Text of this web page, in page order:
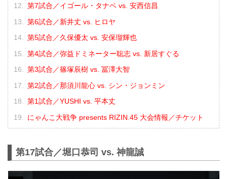
第7試合／イゴール・タナベ vs. 安西信昌
第6試合／新井丈 vs. ヒロヤ
第5試合／久保優太 vs. 安保瑠輝也
第4試合／弥益ドミネーター聡志 vs. 新居すぐる
第3試合／篠塚辰樹 vs. 冨澤大智
第2試合／那須川龍心 vs. シン・ジョンミン
第1試合／YUSHI vs. 平本丈
にゃんこ大戦争 presents RIZIN.45 大会情報／チケット
第17試合／堀口恭司 vs. 神龍誠